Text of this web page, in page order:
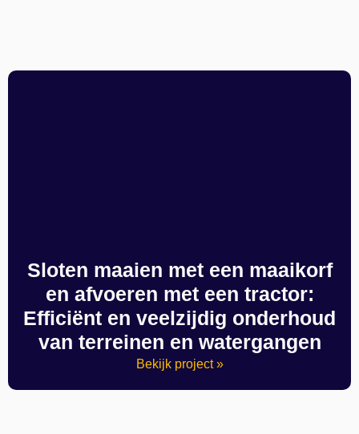
Sloten maaien met een maaikorf
en afvoeren met een tractor:
Efficiënt en veelzijdig onderhoud
van terreinen en watergangen
Bekijk project »